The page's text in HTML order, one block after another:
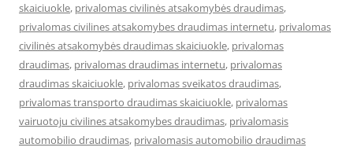
skaiciuokle, privalomas civilinės atsakomybės draudimas,
privalomas civilines atsakomybes draudimas internetu, privalomas
civilinės atsakomybės draudimas skaiciuokle, privalomas
draudimas, privalomas draudimas internetu, privalomas
draudimas skaiciuokle, privalomas sveikatos draudimas,
privalomas transporto draudimas skaiciuokle, privalomas
vairuotoju civilines atsakomybes draudimas, privalomasis
automobilio draudimas, privalomasis automobilio draudimas